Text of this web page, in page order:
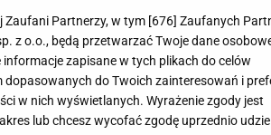
Zaufani Partnerzy, w tym [676] Zaufanych
z o.o., będą przetwarzać Twoje dane
zapisane w tych plikach do celów
do Twoich zainteresowań i
w nich wyświetlanych. Wyrażenie zgody jest
lub chcesz wycofać zgodę uprzednio